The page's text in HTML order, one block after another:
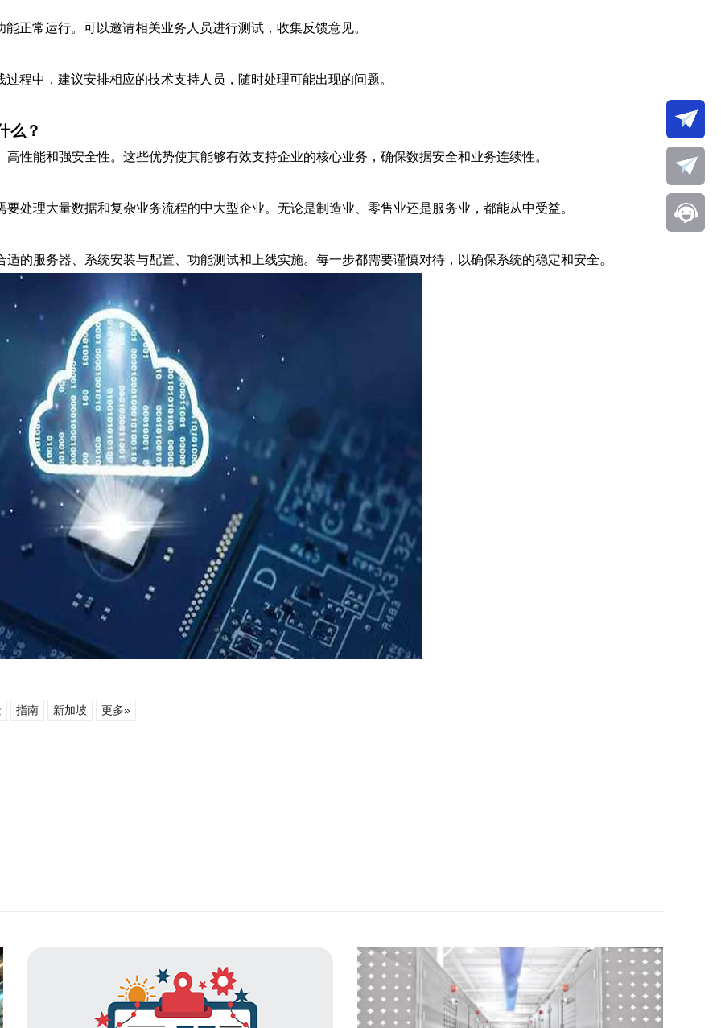
正常运行。可以邀请相关业务人员进行测试，收集反馈意见。
程中，建议安排相应的技术支持人员，随时处理可能出现的问题。
么？
性能和强安全性。这些优势使其能够有效支持企业的核心业务，确保数据安全和业务连续性。
处理大量数据和复杂业务流程的中大型企业。无论是制造业、零售业还是服务业，都能从中受益。
的服务器、系统安装与配置、功能测试和上线实施。每一步都需要谨慎对待，以确保系统的稳定和安全。
指南 新加坡 更多»